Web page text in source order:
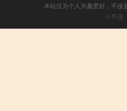
本站仅为个人兴趣爱好，不接
小男孩